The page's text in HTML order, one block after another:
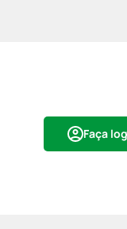
Faça